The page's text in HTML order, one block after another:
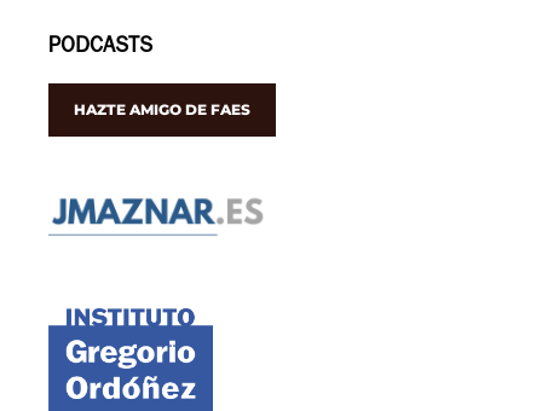
PODCASTS
HAZTE AMIGO DE FAES